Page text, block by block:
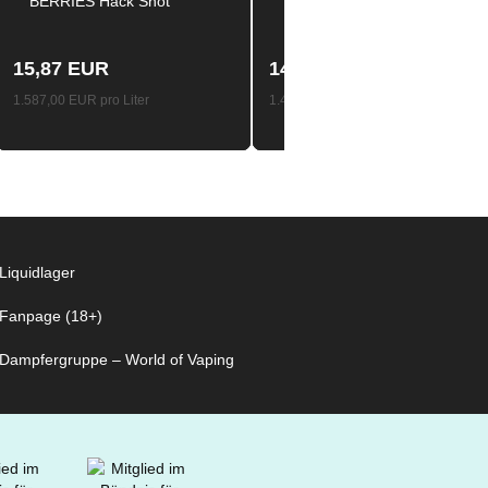
15,87 EUR
1.587,00 EUR pro Liter
14,87 EUR
1.487,00 EUR pro Liter
Liquidlager
Fanpage (18+)
Dampfergruppe – World of Vaping